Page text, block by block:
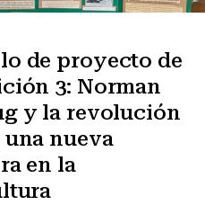
de proyecto de
3: Norman
y la revolución
una nueva
en la